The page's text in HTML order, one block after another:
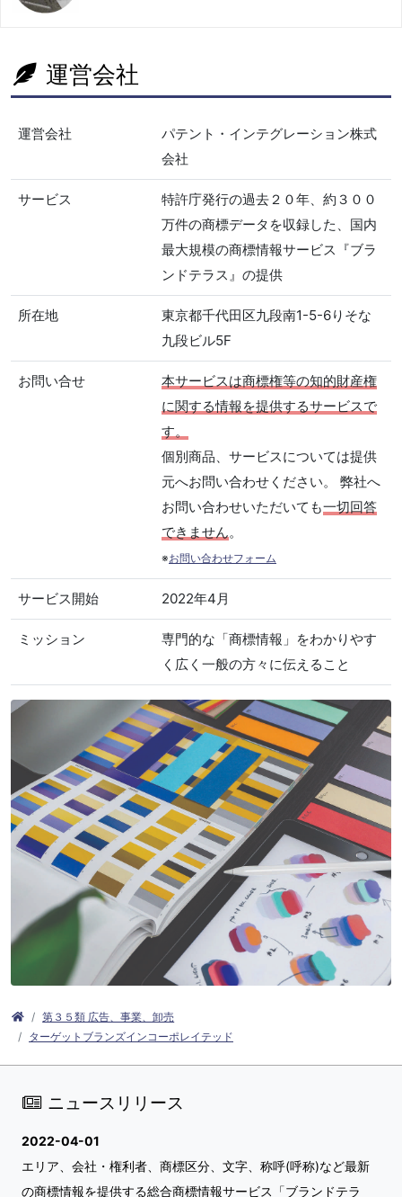
運営会社
運営会社
パテント・インテグレーション株式
会社
サービス
特許庁発行の過去２０年、約３００
万件の商標データを収録した、国内
最大規模の商標情報サービス『ブラ
ンドテラス』の提供
所在地
東京都千代田区九段南1-5-6りそな
九段ビル5F
お問い合せ
本サービスは商標権等の知的財産権
に関する情報を提供するサービスで
す。
個別商品、サービスについては提供
元へお問い合わせください。 弊社へ
お問い合わせいただいても一切回答
できません。
※お問い合わせフォーム
サービス開始 2022年4月
ミッション
専門的な「商標情報」をわかりやす
く広く一般の方々に伝えること
第３５類 広告、事業、卸売
ターゲットブランズインコーポレイテッド
ニュースリリース
2022-04-01
エリア、会社・権利者、商標区分、文字、称呼(呼称)など最新
の商標情報を提供する総合商標情報サービス「ブランドテラ